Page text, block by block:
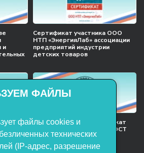
и
Сертификат участника ООО
НТП «ЭнергияЛаб» ассоциации
предприятий индустрии
детских товаров
выпуск
Международный сертификат
менеджмента качества ГОСТ
ISO 9001:2015
ФАЙЛЫ
файлы cookies и
технических
(IP-адрес, разрешение